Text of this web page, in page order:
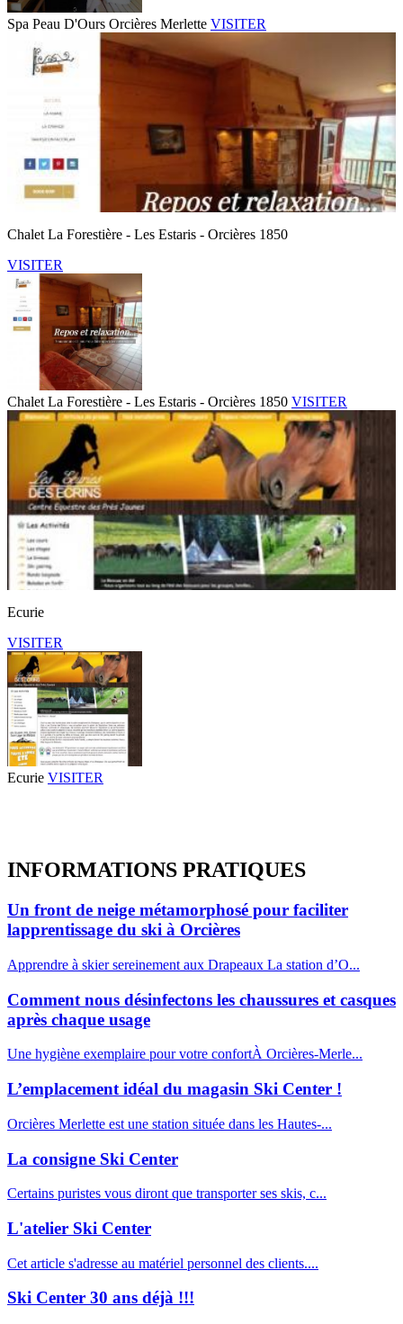
Spa Peau D'Ours Orcières Merlette VISITER
Chalet La Forestière - Les Estaris - Orcières 1850
VISITER
Chalet La Forestière - Les Estaris - Orcières 1850 VISITER
Ecurie
VISITER
Ecurie VISITER
INFORMATIONS PRATIQUES
Un front de neige métamorphosé pour faciliter
lapprentissage du ski à Orcières
Apprendre à skier sereinement aux Drapeaux La station d’O...
Comment nous désinfectons les chaussures et casques
après chaque usage
Une hygiène exemplaire pour votre confortÀ Orcières-Merle...
L’emplacement idéal du magasin Ski Center !
Orcières Merlette est une station située dans les Hautes-...
La consigne Ski Center
Certains puristes vous diront que transporter ses skis, c...
L'atelier Ski Center
Cet article s'adresse au matériel personnel des clients....
Ski Center 30 ans déjà !!!